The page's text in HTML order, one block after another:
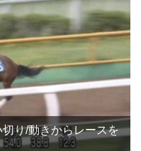
切り/動きからレースを